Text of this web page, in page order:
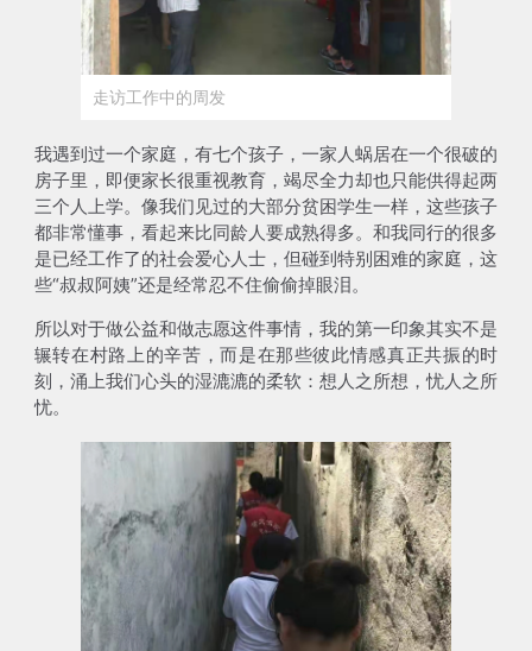
走访工作中的周发
我遇到过一个家庭，有七个孩子，一家人蜗居在一个很破的
房子里，即便家长很重视教育，竭尽全力却也只能供得起两
三个人上学。像我们见过的大部分贫困学生一样，这些孩子
都非常懂事，看起来比同龄人要成熟得多。和我同行的很多
是已经工作了的社会爱心人士，但碰到特别困难的家庭，这
些“叔叔阿姨”还是经常忍不住偷偷掉眼泪。
所以对于做公益和做志愿这件事情，我的第一印象其实不是
辗转在村路上的辛苦，而是在那些彼此情感真正共振的时
刻，涌上我们心头的湿漉漉的柔软 ：想人之所想，忧人之所
忧。